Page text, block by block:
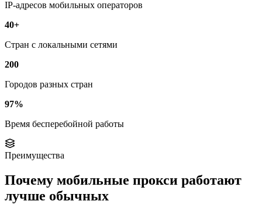
IP-адресов мобильных операторов
40+
Стран с локальными сетями
200
Городов разных стран
97%
Время бесперебойной работы
Преимущества
Почему мобильные прокси работают
лучше обычных